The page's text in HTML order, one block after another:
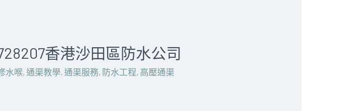
香港沙田區防水公司
水喉,通渠教學,通渠服務, 防水工程, 高壓通渠